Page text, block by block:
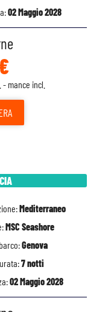
02 Maggio 2028
mance incl.
Mediterraneo
MSC Seashore
Genova
7 notti
02 Maggio 2028